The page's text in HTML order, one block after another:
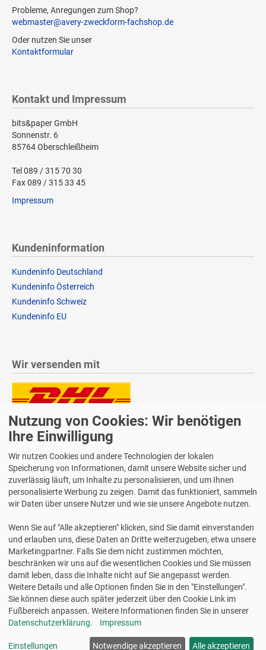
Probleme, Anregungen zum Shop?
webmaster@avery-zweckform-fachshop.de
Oder nutzen Sie unser
Kontaktformular
Kontakt und Impressum
bits&paper GmbH
Sonnenstr. 6
85764 Oberschleißheim
Tel 089 / 315 70 30
Fax 089 / 315 33 45
Impressum
Kundeninformation
Kundeninfo Deutschland
Kundeninfo Österreich
Kundeninfo Schweiz
Kundeninfo EU
Wir versenden mit
Lieferung auch an Packstationen und Postfilialen
Samstagszustellung
Bequeme Zahlung über Paypal
2 Jahre Gewährleistung
Alle Texte, Grafiken, Bilder und das Layout sind urheberrechtlich
geschützt und dürfen nicht ohne ausdrückliche, schriftliche
Erlaubnis weiterverwendet werden.
© 2026 bits&paper GmbH - Avery Zweckform Fachshop - Avery
Zweckform 222 Fahrtenbuch für PKW, A6 quer, weiß
Nutzung von Cookies: Wir benötigen
Ihre Einwilligung
Wir nutzen Cookies und andere Technologien der lokalen
Speicherung von Informationen, damit unsere Website sicher und
zuverlässig läuft, um Inhalte zu personalisieren, und um Ihnen
personalisierte Werbung zu zeigen. Damit das funktioniert, sammeln
wir Daten über unsere Nutzer und wie sie unsere Angebote nutzen.
Wenn Sie auf "Alle akzeptieren" klicken, sind Sie damit einverstanden
und erlauben uns, diese Daten an Dritte weiterzugeben, etwa unsere
Marketingpartner. Falls Sie dem nicht zustimmen möchten,
beschränken wir uns auf die wesentlichen Cookies und Sie müssen
damit leben, dass die Inhalte nicht auf Sie angepasst werden.
Weitere Details und alle Optionen finden Sie in den "Einstellungen".
Sie können diese auch später jederzeit über den Cookie Link im
Fußbereich anpassen. Weitere Informationen finden Sie in unserer
Datenschutzerklärung. Impressum
Einstellungen Notwendige akzeptieren Alle akzeptieren